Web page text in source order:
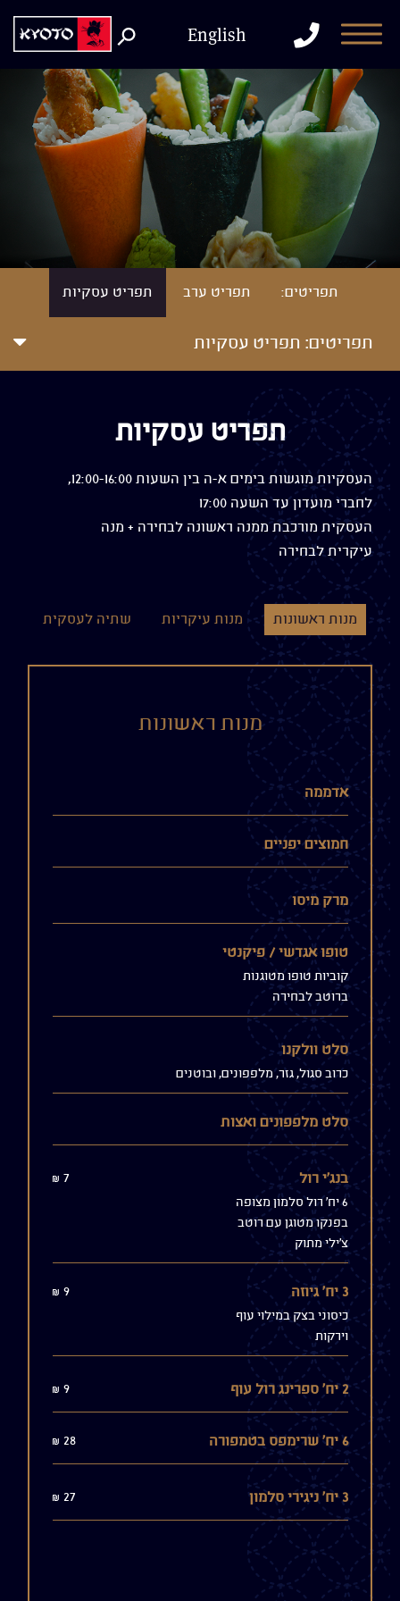
התקשר
למסעדה
English
תפריטים: תפריט ערב תפריט עסקיות
תפריטים: תפריט עסקיות
תפריט עסקיות
העסקיות מוגשות בימים א-ה בין השעות 12:00-16:00,
לחברי מועדון עד השעה 17:00
העסקית מורכבת ממנה ראשונה לבחירה + מנה
עיקרית לבחירה
מנות ראשונות מנות עיקריות שתיה לעסקית
מנות ראשונות
אדממה
חמוצים יפניים
מרק מיסו
טופו אגדשי / פיקנטי
קוביות טופו מטוגנות
ברוטב לבחירה
סלט וולקנו
כרוב סגול, גזר, מלפפונים, ובוטנים
סלט מלפפונים ואצות
בנג'י רול
7
6 יח' רול סלמון מצופה
בפנקו מטוגן עם רוטב
צ'ילי מתוק
3 יח' גיוזה
9
כיסוני בצק במילוי עוף
וירקות
2 יח' ספרינג רול עוף
9
6 יח' שרימפס בטמפורה
28
3 יח' ניגירי סלמון
27